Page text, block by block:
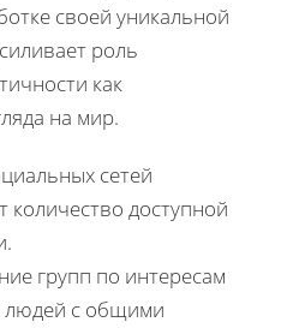
своей уникальной
роль
как
на мир.
сетей
количество доступной
групп по интересам
людей с общими